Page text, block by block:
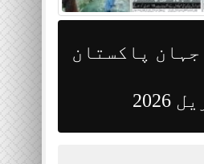
پاکستان